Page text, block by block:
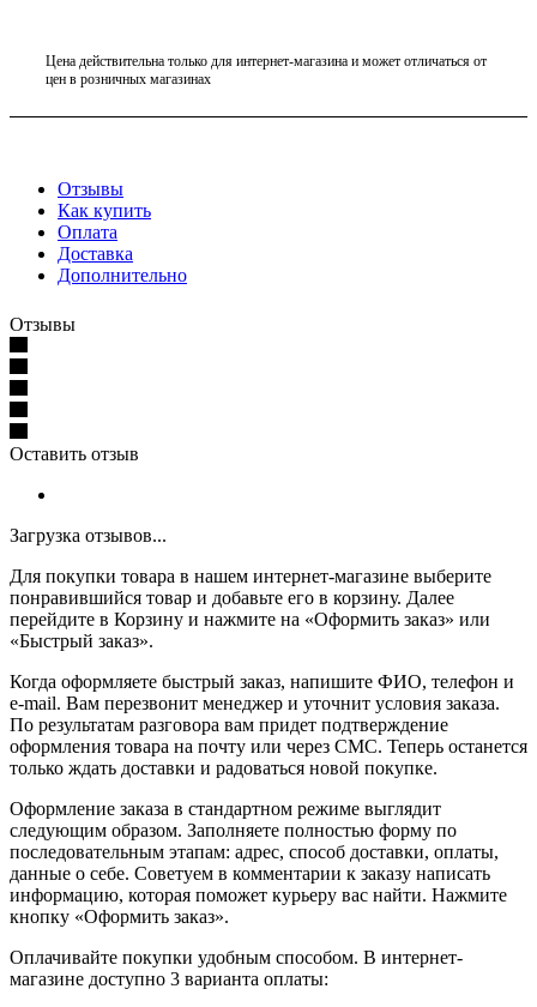
Цена действительна только для интернет-магазина и может отличаться от
цен в розничных магазинах
Отзывы
Как купить
Оплата
Доставка
Дополнительно
Отзывы
Оставить отзыв
Загрузка отзывов...
Для покупки товара в нашем интернет-магазине выберите
понравившийся товар и добавьте его в корзину. Далее
перейдите в Корзину и нажмите на «Оформить заказ» или
«Быстрый заказ».
Когда оформляете быстрый заказ, напишите ФИО, телефон и
e-mail. Вам перезвонит менеджер и уточнит условия заказа.
По результатам разговора вам придет подтверждение
оформления товара на почту или через СМС. Теперь останется
только ждать доставки и радоваться новой покупке.
Оформление заказа в стандартном режиме выглядит
следующим образом. Заполняете полностью форму по
последовательным этапам: адрес, способ доставки, оплаты,
данные о себе. Советуем в комментарии к заказу написать
информацию, которая поможет курьеру вас найти. Нажмите
кнопку «Оформить заказ».
Оплачивайте покупки удобным способом. В интернет-
магазине доступно 3 варианта оплаты: